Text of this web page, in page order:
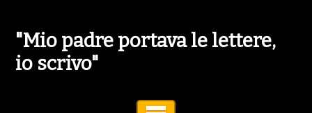
"Mio padre portava le lettere,
io scrivo"